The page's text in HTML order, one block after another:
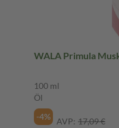
WALA Primula
100 ml
Öl
-4%
AVP: 17,09 €